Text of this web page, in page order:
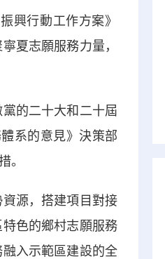
行動工作方案》
夏志願服務力量，
的二十大和二十屆
系的意見》決策部
。
源，搭建項目對接
色的鄉村志願服務
入示範區建設的全